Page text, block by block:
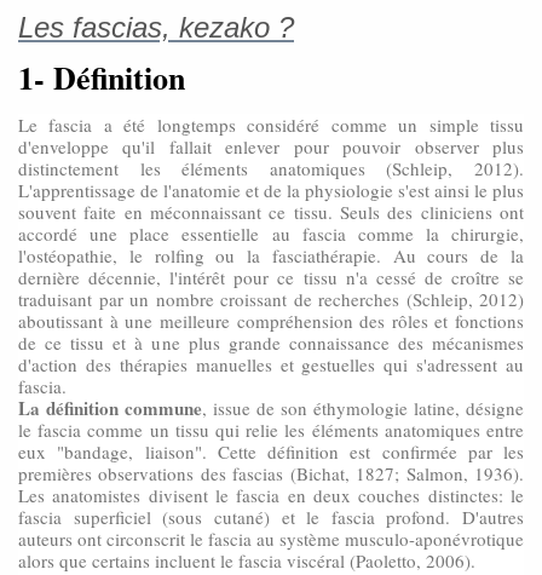
Les fascias, kezako ?
1- Définition
Le fascia a été longtemps considéré comme un simple tissu
d'enveloppe qu'il fallait enlever pour pouvoir observer plus
distinctement les éléments anatomiques (Schleip, 2012).
L'apprentissage de l'anatomie et de la physiologie s'est ainsi le plus
souvent faite en méconnaissant ce tissu. Seuls des cliniciens ont
accordé une place essentielle au fascia comme la chirurgie,
l'ostéopathie, le rolfing ou la fasciathérapie. Au cours de la
dernière décennie, l'intérêt pour ce tissu n'a cessé de croître se
traduisant par un nombre croissant de recherches (Schleip, 2012)
aboutissant à une meilleure compréhension des rôles et fonctions
de ce tissu et à une plus grande connaissance des mécanismes
d'action des thérapies manuelles et gestuelles qui s'adressent au
fascia.
La définition commune, issue de son éthymologie latine, désigne
le fascia comme un tissu qui relie les éléments anatomiques entre
eux "bandage, liaison". Cette définition est confirmée par les
premières observations des fascias (Bichat, 1827; Salmon, 1936).
Les anatomistes divisent le fascia en deux couches distinctes: le
fascia superficiel (sous cutané) et le fascia profond. D'autres
auteurs ont circonscrit le fascia au système musculo-aponévrotique
alors que certains incluent le fascia viscéral (Paoletto, 2006).